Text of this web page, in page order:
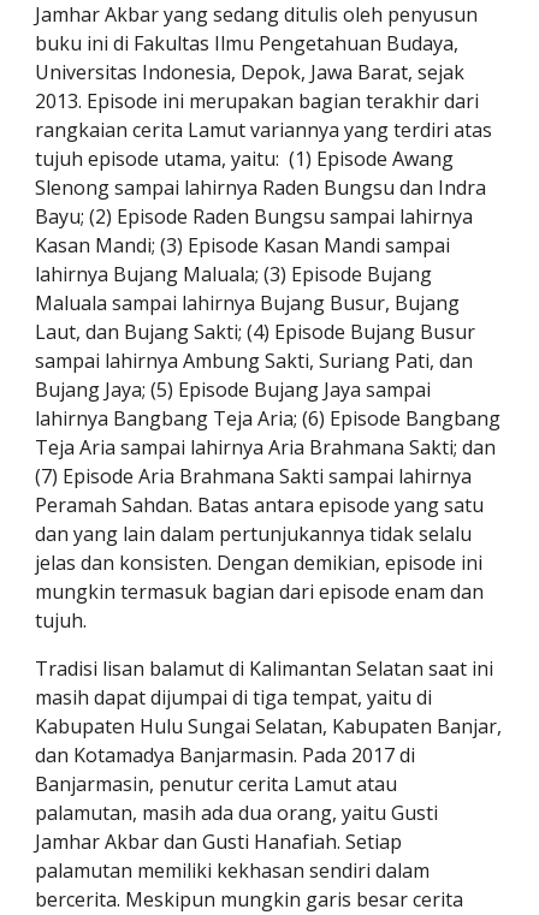
Jamhar Akbar yang sedang ditulis oleh penyusun
buku ini di Fakultas Ilmu Pengetahuan Budaya,
Universitas Indonesia, Depok, Jawa Barat, sejak
2013. Episode ini merupakan bagian terakhir dari
rangkaian cerita Lamut variannya yang terdiri atas
tujuh episode utama, yaitu:  (1) Episode Awang
Slenong sampai lahirnya Raden Bungsu dan Indra
Bayu; (2) Episode Raden Bungsu sampai lahirnya
Kasan Mandi; (3) Episode Kasan Mandi sampai
lahirnya Bujang Maluala; (3) Episode Bujang
Maluala sampai lahirnya Bujang Busur, Bujang
Laut, dan Bujang Sakti; (4) Episode Bujang Busur
sampai lahirnya Ambung Sakti, Suriang Pati, dan
Bujang Jaya; (5) Episode Bujang Jaya sampai
lahirnya Bangbang Teja Aria; (6) Episode Bangbang
Teja Aria sampai lahirnya Aria Brahmana Sakti; dan
(7) Episode Aria Brahmana Sakti sampai lahirnya
Peramah Sahdan. Batas antara episode yang satu
dan yang lain dalam pertunjukannya tidak selalu
jelas dan konsisten. Dengan demikian, episode ini
mungkin termasuk bagian dari episode enam dan
tujuh.
Tradisi lisan balamut di Kalimantan Selatan saat ini
masih dapat dijumpai di tiga tempat, yaitu di
Kabupaten Hulu Sungai Selatan, Kabupaten Banjar,
dan Kotamadya Banjarmasin. Pada 2017 di
Banjarmasin, penutur cerita Lamut atau
palamutan, masih ada dua orang, yaitu Gusti
Jamhar Akbar dan Gusti Hanafiah. Setiap
palamutan memiliki kekhasan sendiri dalam
bercerita. Meskipun mungkin garis besar cerita